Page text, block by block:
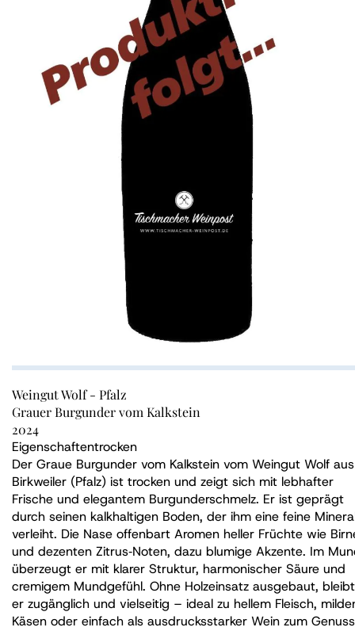
Weingut Wolf - Pfalz
Grauer Burgunder vom Kalkstein
2024
Eigenschaftentrocken
Der Graue Burgunder vom Kalkstein vom Weingut Wolf aus
Birkweiler (Pfalz) ist trocken und zeigt sich mit lebhafter
Frische und elegantem Burgunderschmelz. Er ist geprägt
durch seinen kalkhaltigen Boden, der ihm eine feine
verleiht. Die Nase offenbart Aromen heller Früchte wie
und dezenten Zitrus‑Noten, dazu blumige Akzente. Im
überzeugt er mit klarer Struktur, harmonischer Säure und
cremigem Mundgefühl. Ohne Holzeinsatz ausgebaut, bleibt
er zugänglich und vielseitig – ideal zu hellem Fleisch,
Käsen oder einfach als ausdrucksstarker Wein zum